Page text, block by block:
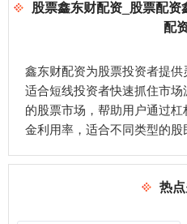
股票鑫东财配资_股票配
配
鑫东财配资为股票投资者提
适合短线投资者快速抓住市
的股票市场，帮助用户通过
金利用率，适合不同类型的股
热